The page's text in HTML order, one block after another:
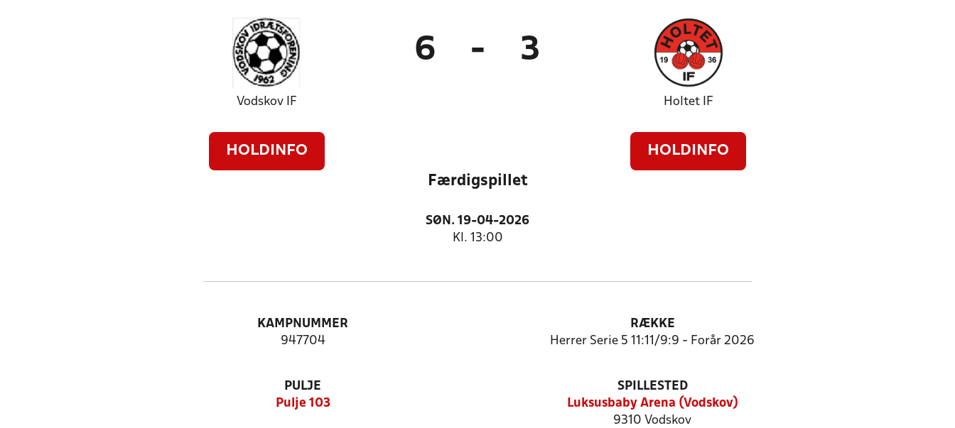
Vodskov IF
HOLDINFO
6 - 3
Holtet IF
HOLDINFO
Færdigspillet
SØN. 19-04-2026
Kl. 13:00
KAMPNUMMER
947704
RÆKKE
Herrer Serie 5 11:11/9:9 - Forår 2026
PULJE
Pulje 103
SPILLESTED
Luksusbaby Arena (Vodskov)
9310 Vodskov